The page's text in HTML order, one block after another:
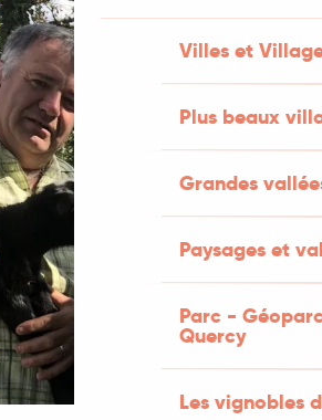
Villes et
Plus beaux
Grandes
Paysages et
Parc -
Quercy
Les vignobles